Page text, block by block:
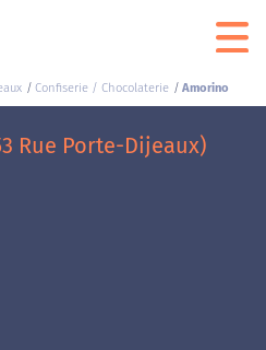
Confiserie / Chocolaterie Amorino
Rue Porte-Dijeaux)